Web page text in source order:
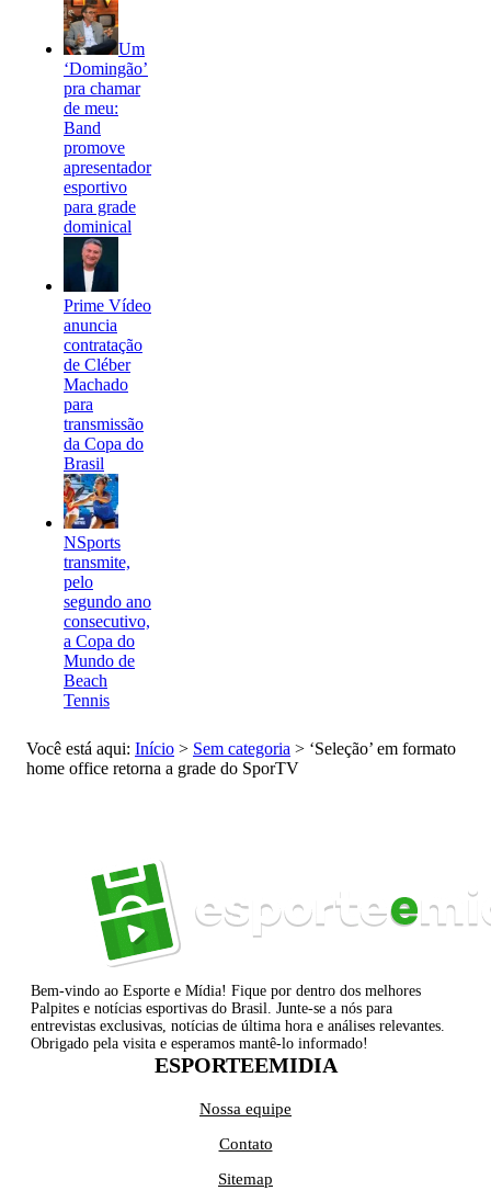
Um
‘Domingão’
pra chamar
de meu:
Band
promove
apresentador
esportivo
para grade
dominical
Prime Vídeo
anuncia
contratação
de Cléber
Machado
para
transmissão
da Copa do
Brasil
NSports
transmite,
pelo
segundo ano
consecutivo,
a Copa do
Mundo de
Beach
Tennis
Você está aqui: Início > Sem categoria > ‘Seleção’ em formato
home office retorna a grade do SporTV
Bem-vindo ao Esporte e Mídia! Fique por dentro dos melhores
Palpites e notícias esportivas do Brasil. Junte-se a nós para
entrevistas exclusivas, notícias de última hora e análises relevantes.
Obrigado pela visita e esperamos mantê-lo informado!
ESPORTEEMIDIA
Nossa equipe
Contato
Sitemap